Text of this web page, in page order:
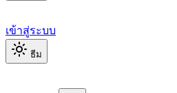
เข้าสู่ระบบ
ธีม